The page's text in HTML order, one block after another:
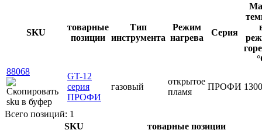
SKU
товарные
позиции
Тип
инструмента
Режим
нагрева
Серия
88068
GT-12
серия
ПРОФИ
газовый
открытое
пламя
ПРОФИ 1300
Всего позиций: 1
SKU
товарные позиции